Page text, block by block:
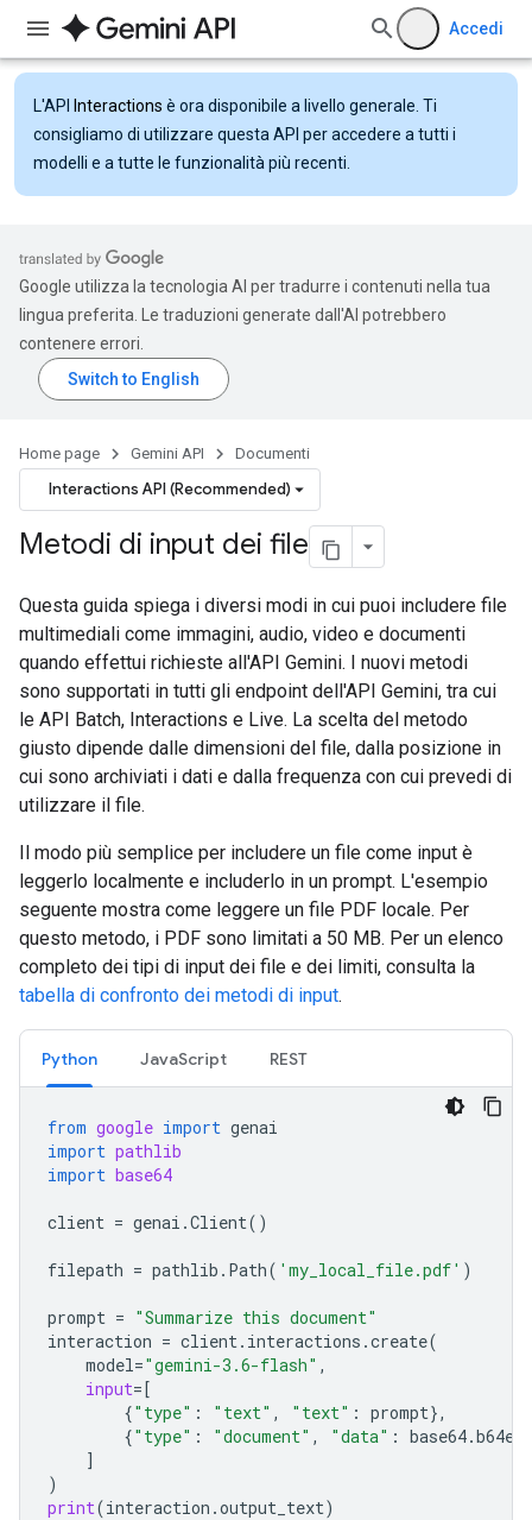
Accedi
L'API Interactions è ora disponibile a livello generale. Ti
consigliamo di utilizzare questa API per accedere a tutti i
modelli e a tutte le funzionalità più recenti.
Google utilizza la tecnologia AI per tradurre i contenuti nella tua
lingua preferita. Le traduzioni generate dall'AI potrebbero
contenere errori.
Home page Gemini API Documenti
Interactions API (Recommended)
Metodi di input dei file
Questa guida spiega i diversi modi in cui puoi includere file
multimediali come immagini, audio, video e documenti
quando effettui richieste all'API Gemini. I nuovi metodi
sono supportati in tutti gli endpoint dell'API Gemini, tra cui
le API Batch, Interactions e Live. La scelta del metodo
giusto dipende dalle dimensioni del file, dalla posizione in
cui sono archiviati i dati e dalla frequenza con cui prevedi di
utilizzare il file.
Il modo più semplice per includere un file come input è
leggerlo localmente e includerlo in un prompt. L'esempio
seguente mostra come leggere un file PDF locale. Per
questo metodo, i PDF sono limitati a 50 MB. Per un elenco
completo dei tipi di input dei file e dei limiti, consulta la
tabella di confronto dei metodi di input.
Python JavaScript REST
from google import genai
import pathlib
import base64
client = genai .Client()
filepath = pathlib . Path( 'my_local_file.pdf' )
prompt = "Summarize this document"
interaction = client. interactions .create(
model="gemini-3.6-flash" ,
input=[
{"type" : "text" , "text" : prompt},
{"type" : "document" , "data" : base64.
]
)
print(interaction .output_text)